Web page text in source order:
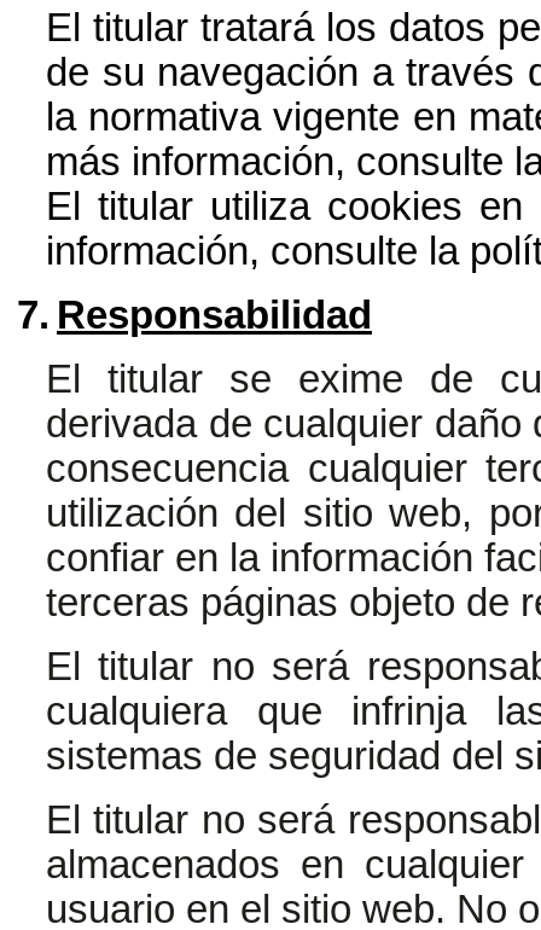
El titular tratará los datos
de su navegación a través
la normativa vigente en
más información, consulte
El titular utiliza cookies
información, consulte la
7. Responsabilidad
El titular se exime de
derivada de cualquier
consecuencia cualquier
utilización del sitio web,
confiar en la información
terceras páginas objeto de
El titular no será
cualquiera que infrinja
sistemas de seguridad del
El titular no será
almacenados en
usuario en el sitio web. No